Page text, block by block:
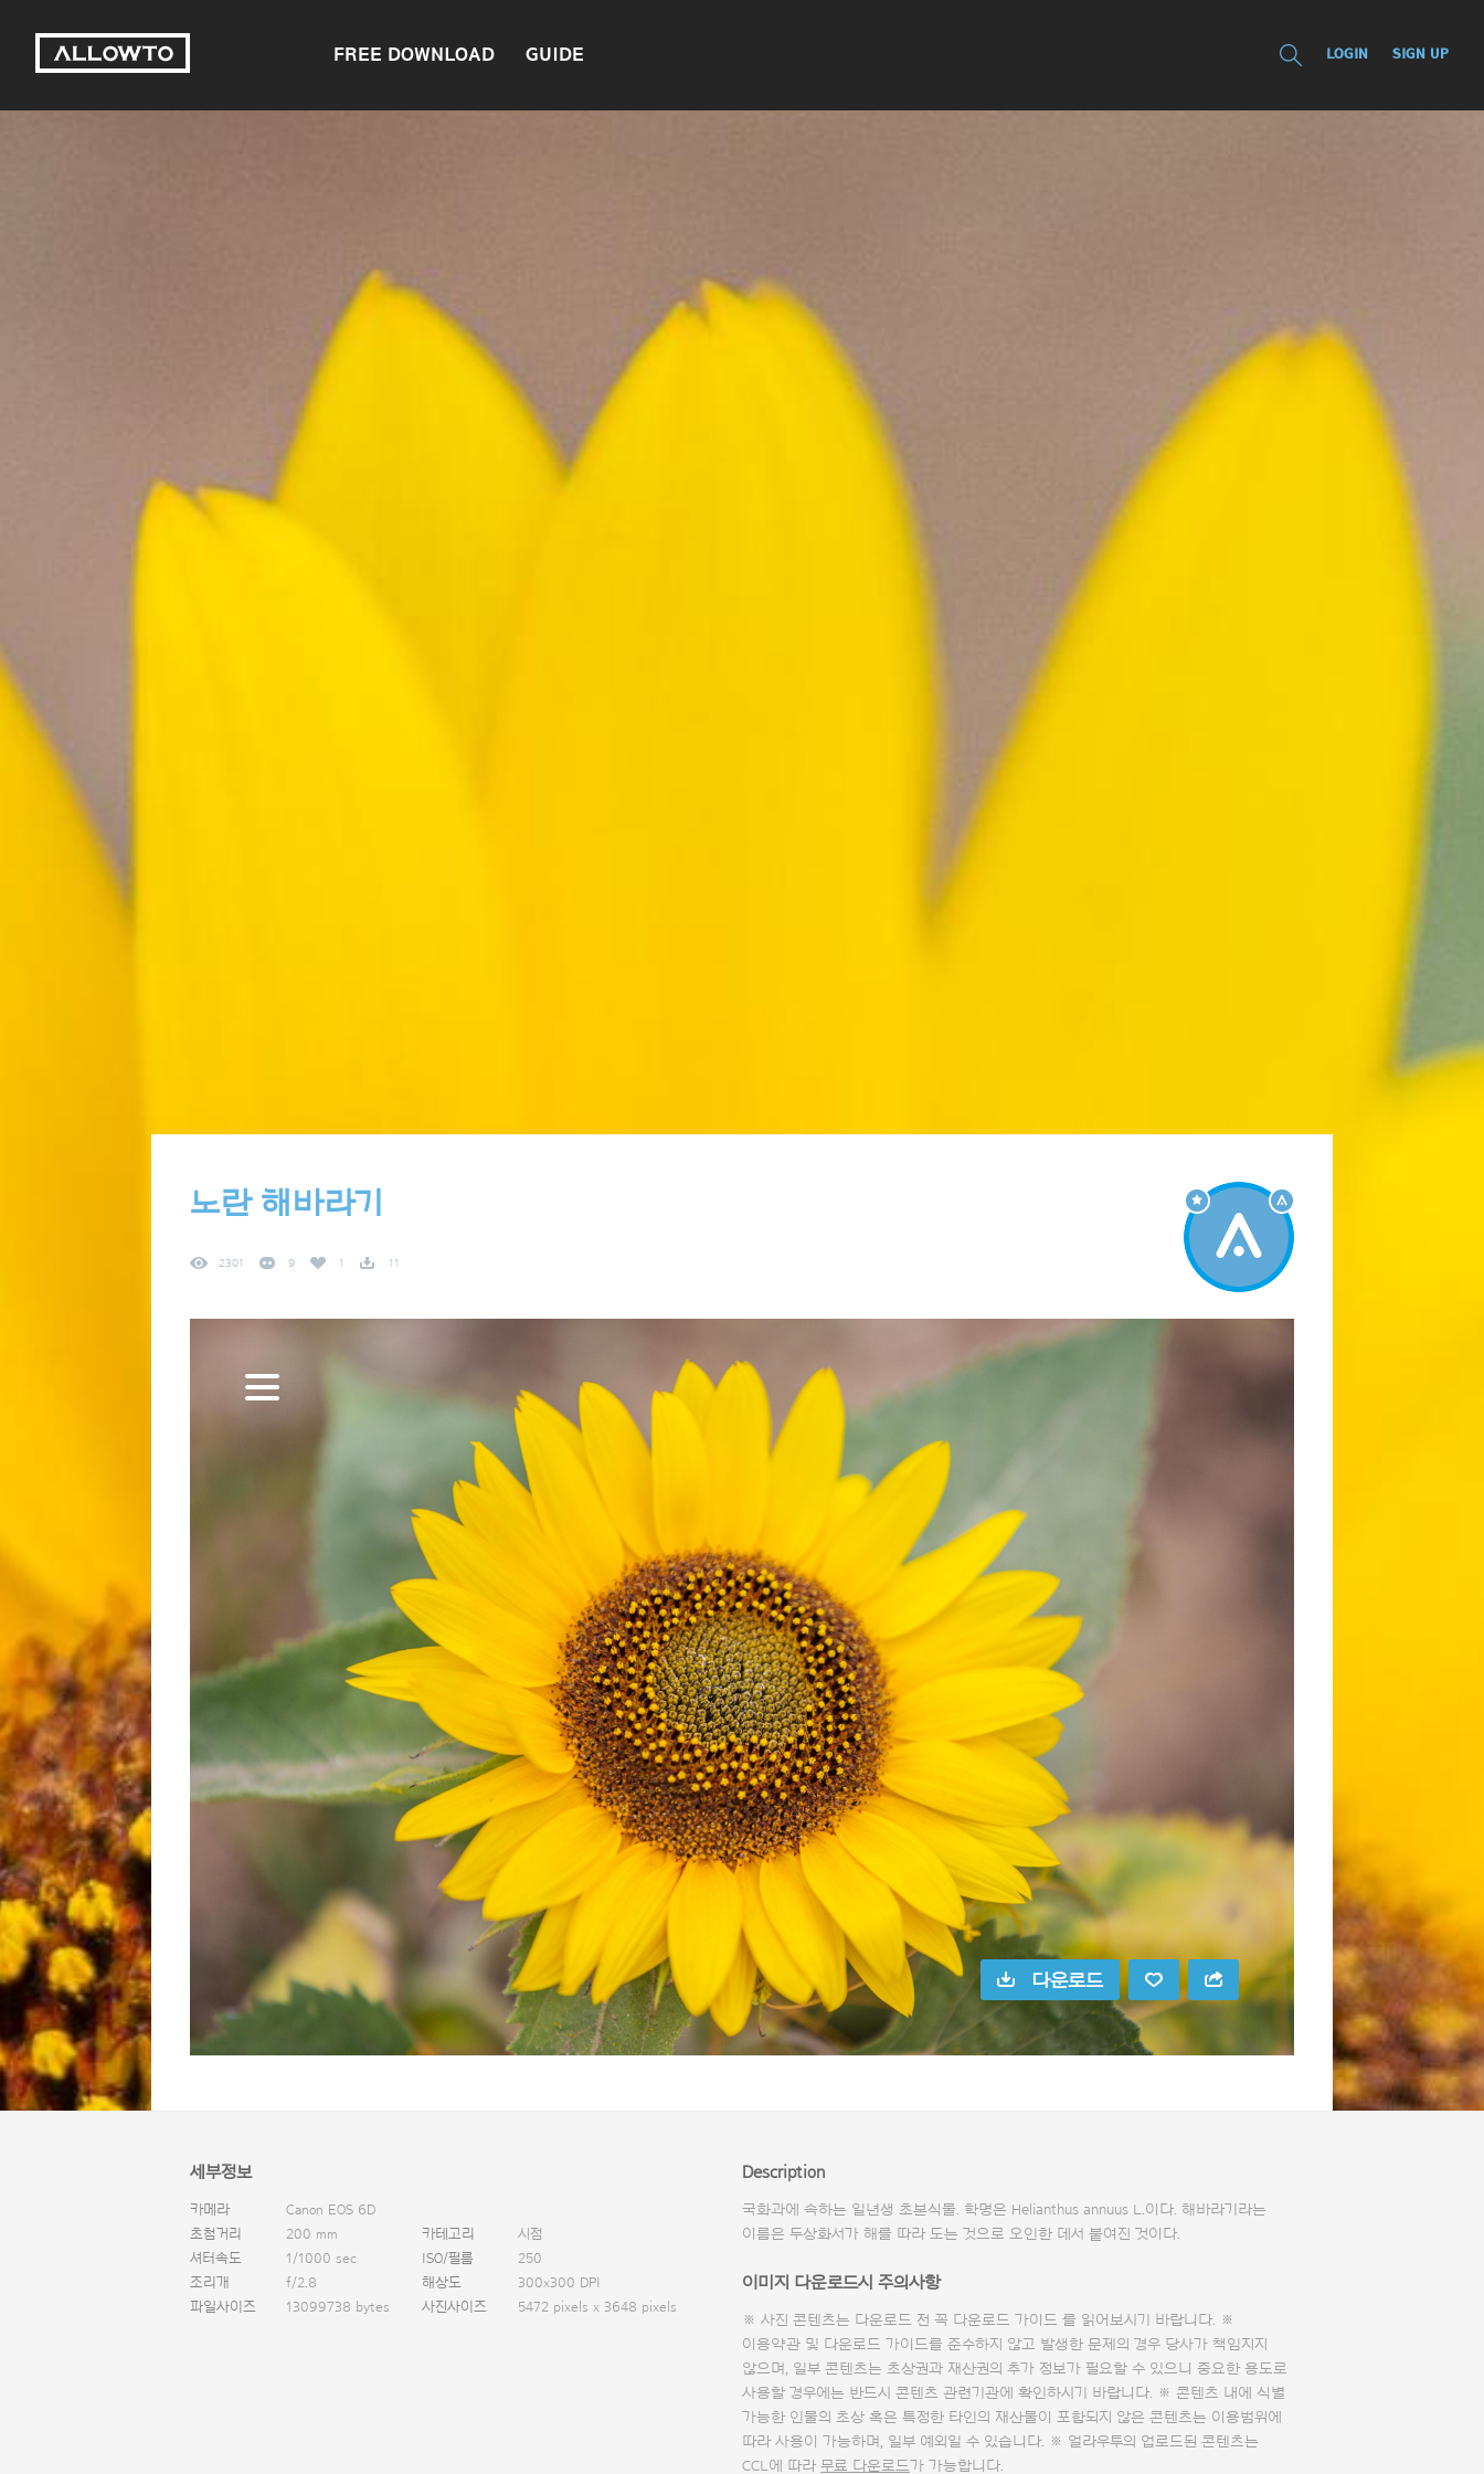
FREE DOWNLOAD GUIDE LOGIN SIGN UP
노란 해바라기
2301 9 1 11
다운로드
세부정보
카메라
Canon EOS 6D
초첨거리
200 mm 카테고리
시점
셔터속도
1/1000 sec ISO/필름
250
조리개
f/2.8 해상도
300x300 DPI
파일사이즈
13099738 bytes 사진사이즈 5472 pixels x 3648 pixels
Description
국화과에 속하는 일년생 초본식물. 학명은 Helianthus annuus L.이다. 해바라기라는
이름은 두상화서가 해를 따라 도는 것으로 오인한 데서 붙여진 것이다.
이미지 다운로드시 주의사항
※ 사진 콘텐츠는 다운로드 전 꼭 다운로드 가이드 를 읽어보시기 바랍니다. ※
이용약관 및 다운로드 가이드를 준수하지 않고 발생한 문제의 경우 당사가 책임지지
않으며, 일부 콘텐츠는 초상권과 재산권의 추가 정보가 필요할 수 있으니 중요한 용도로
사용할 경우에는 반드시 콘텐츠 관련기관에 확인하시기 바랍니다. ※ 콘텐츠 내에 식별
가능한 인물의 초상 혹은 특정한 타인의 재산물이 포함되지 않은 콘텐츠는 이용범위에
따라 사용이 가능하며, 일부 예외일 수 있습니다. ※ 얼라우투의 업로드된 콘텐츠는
CCL에 따라 무료 다운로드가 가능합니다.